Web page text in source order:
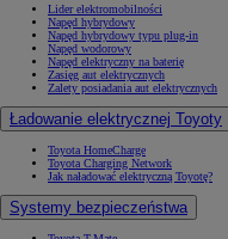
Lider elektromobilności
Napęd hybrydowy
Napęd hybrydowy typu plug-in
Napęd wodorowy
Napęd elektryczny na baterię
Zasięg aut elektrycznych
Zalety posiadania aut elektrycznych
Ładowanie elektrycznej Toyoty
Toyota HomeCharge
Toyota Charging Network
Jak naładować elektryczną Toyotę?
Systemy bezpieczeństwa